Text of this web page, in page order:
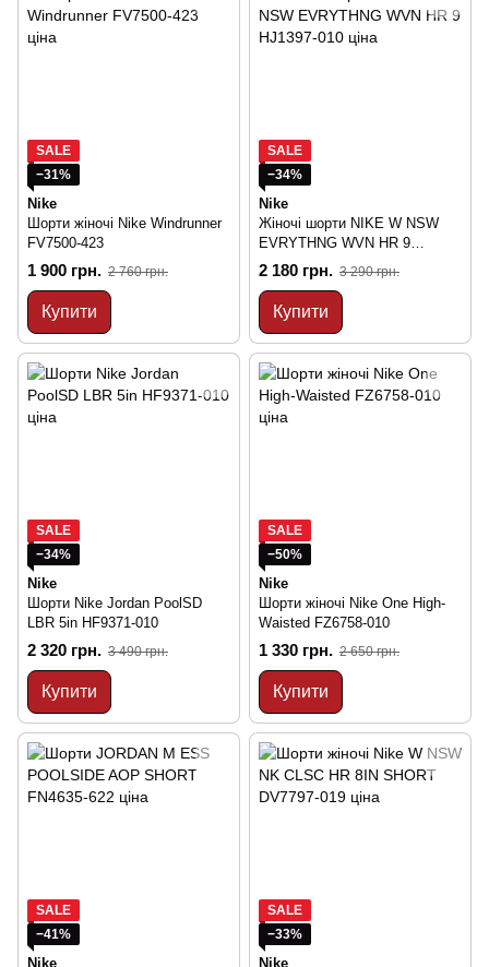
SALE
−31%
Nike
Шорти жіночі Nike Windrunner
FV7500-423
1 900 грн. 2 760 грн.
Купити
SALE
−34%
Nike
Жіночі шорти NIKE W NSW
EVRYTHNG WVN HR 9
HJ1397-010
2 180 грн. 3 290 грн.
Купити
SALE
−34%
Nike
Шорти Nike Jordan PoolSD
LBR 5in HF9371-010
2 320 грн. 3 490 грн.
Купити
SALE
−50%
Nike
Шорти жіночі Nike One High-
Waisted FZ6758-010
1 330 грн. 2 650 грн.
Купити
SALE
−41%
Nike
SALE
−33%
Nike